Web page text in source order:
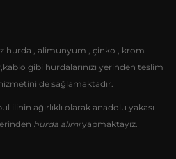
hurda , alimunyum , çinko , krom
gibi hurdalarınızı yerinden teslim
de sağlamaktadır.
ilinin ağırlıklı olarak anadolu yakası
hurda alımıyapmaktayız.